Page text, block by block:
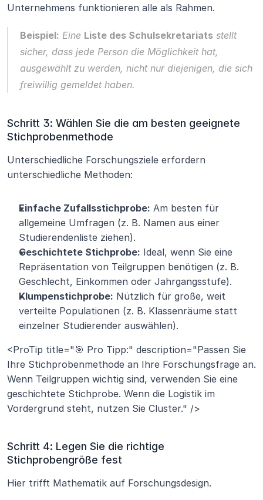
Unternehmens funktionieren alle als Rahmen.
Beispiel: Eine Liste des Schulsekretariats stellt
sicher, dass jede Person die Möglichkeit hat,
ausgewählt zu werden, nicht nur diejenigen, die sich
freiwillig gemeldet haben.
Schritt 3: Wählen Sie die am besten geeignete
Stichprobenmethode
Unterschiedliche Forschungsziele erfordern
unterschiedliche Methoden:
Einfache Zufallsstichprobe: Am besten für
allgemeine Umfragen (z. B. Namen aus einer
Studierendenliste ziehen).
Geschichtete Stichprobe: Ideal, wenn Sie eine
Repräsentation von Teilgruppen benötigen (z. B.
Geschlecht, Einkommen oder Jahrgangsstufe).
Klumpenstichprobe: Nützlich für große, weit
verteilte Populationen (z. B. Klassenräume statt
einzelner Studierender auswählen).
<ProTip title="🎯 Pro Tipp:" description="Passen Sie
Ihre Stichprobenmethode an Ihre Forschungsfrage an.
Wenn Teilgruppen wichtig sind, verwenden Sie eine
geschichtete Stichprobe. Wenn die Logistik im
Vordergrund steht, nutzen Sie Cluster." />
Schritt 4: Legen Sie die richtige
Stichprobengröße fest
Hier trifft Mathematik auf Forschungsdesign.